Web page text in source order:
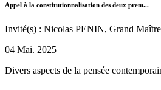
Appel à la constitutionnalisation des deux prem...
Invité(s) : Nicolas PENIN, Grand
04 Mai. 2025
Divers aspects de la pensée